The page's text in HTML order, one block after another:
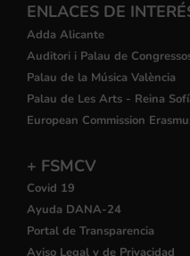
ENLACES DE
Adda Alicante
Auditori i Palau de
Palau de la Música València
Palau de Les Arts - Reina
European Commission
+ FSMCV
Covid 19
Ayuda DANA-24
Portal de Transparencia
Aviso Legal y de Privacidad